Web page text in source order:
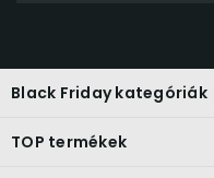
Black Friday kategóriák
TOP termékek